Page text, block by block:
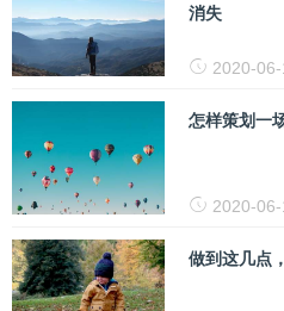
消失
2020-06-
怎样策划一
2020-06-
做到这几点